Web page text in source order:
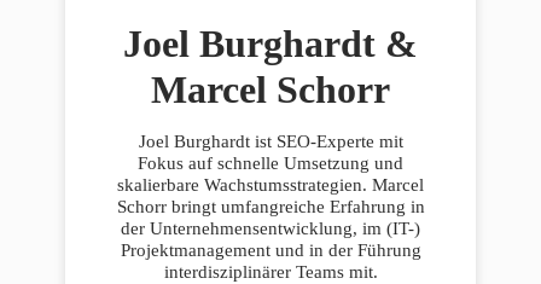
Joel Burghardt &
Marcel Schorr
Joel Burghardt ist SEO-Experte mit
Fokus auf schnelle Umsetzung und
skalierbare Wachstumsstrategien. Marcel
Schorr bringt umfangreiche Erfahrung in
der Unternehmensentwicklung, im (IT-)
Projektmanagement und in der Führung
interdisziplinärer Teams mit.